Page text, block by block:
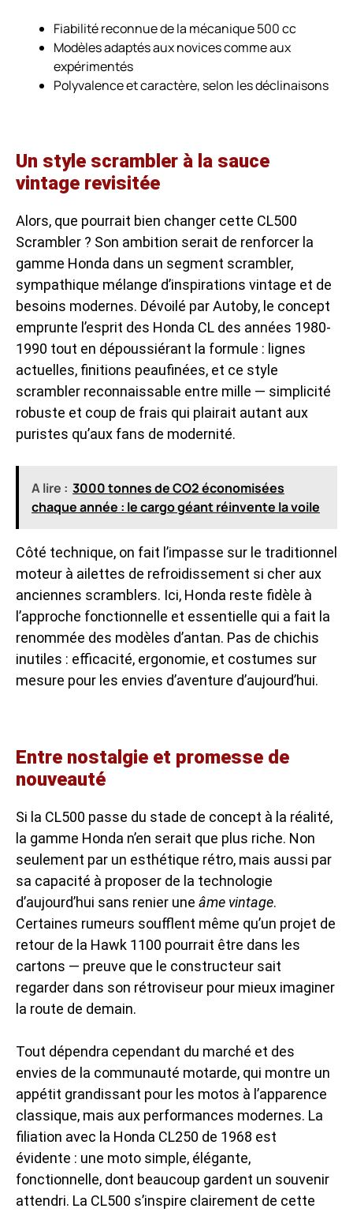
Fiabilité reconnue de la mécanique 500 cc
Modèles adaptés aux novices comme aux
expérimentés
Polyvalence et caractère, selon les déclinaisons
Un style scrambler à la sauce
vintage revisitée
Alors, que pourrait bien changer cette CL500
Scrambler ? Son ambition serait de renforcer la
gamme Honda dans un segment scrambler,
sympathique mélange d’inspirations vintage et de
besoins modernes. Dévoilé par Autoby, le concept
emprunte l’esprit des Honda CL des années 1980-
1990 tout en dépoussiérant la formule : lignes
actuelles, finitions peaufinées, et ce style
scrambler reconnaissable entre mille — simplicité
robuste et coup de frais qui plairait autant aux
puristes qu’aux fans de modernité.
A lire : 3000 tonnes de CO2 économisées
chaque année : le cargo géant réinvente la voile
Côté technique, on fait l’impasse sur le traditionnel
moteur à ailettes de refroidissement si cher aux
anciennes scramblers. Ici, Honda reste fidèle à
l’approche fonctionnelle et essentielle qui a fait la
renommée des modèles d’antan. Pas de chichis
inutiles : efficacité, ergonomie, et costumes sur
mesure pour les envies d’aventure d’aujourd’hui.
Entre nostalgie et promesse de
nouveauté
Si la CL500 passe du stade de concept à la réalité,
la gamme Honda n’en serait que plus riche. Non
seulement par un esthétique rétro, mais aussi par
sa capacité à proposer de la technologie
d’aujourd’hui sans renier une âme vintage.
Certaines rumeurs soufflent même qu’un projet de
retour de la Hawk 1100 pourrait être dans les
cartons — preuve que le constructeur sait
regarder dans son rétroviseur pour mieux imaginer
la route de demain.
Tout dépendra cependant du marché et des
envies de la communauté motarde, qui montre un
appétit grandissant pour les motos à l’apparence
classique, mais aux performances modernes. La
filiation avec la Honda CL250 de 1968 est
évidente : une moto simple, élégante,
fonctionnelle, dont beaucoup gardent un souvenir
attendri. La CL500 s’inspire clairement de cette